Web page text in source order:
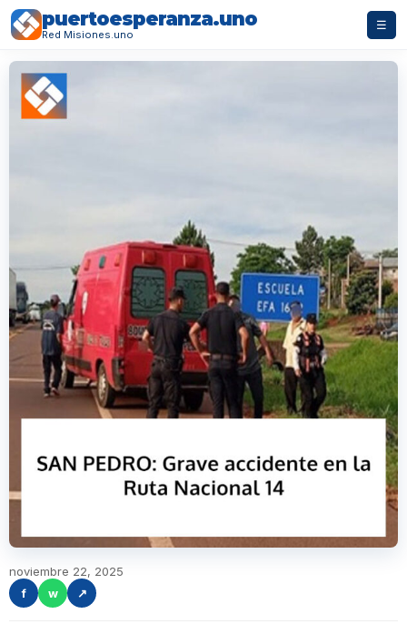
puertoesperanza.uno
Red Misiones.uno
☰
noviembre 22, 2025
f
w ↗